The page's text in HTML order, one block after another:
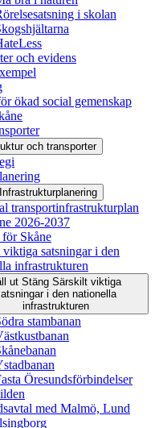
i skolan
och evidens
ökad social gemenskap
och transporter
Infrastrukturplanering
transportinfrastrukturplan
2026-2037
Skåne
viktiga satsningar i den
infrastrukturen
ut Stäng Särskilt viktiga
i den nationella
infrastrukturen
stambanan
Öresundsförbindelser
med Malmö, Lund